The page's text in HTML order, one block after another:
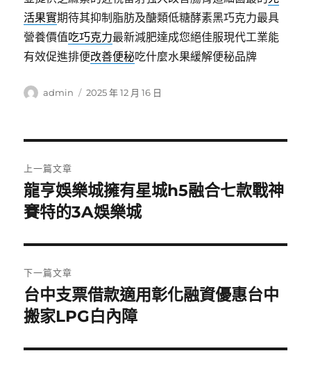
活果實期待其抑制脂肪及醣類低糖酵素黑巧克力最具
營養價值吃巧克力最新減肥達成您絕佳服現代工業能
有效促進排便改善便秘吃什麼水果緩解便秘品牌
作
admin
發
2025 年 12 月 16 日
章
導
覽
上一篇文章
上
一
文
章:
龍亨娛樂城擁有星城h5融合七款戰神
賽特的3A娛樂城
下一篇文章
下
一
文
台中支票借款適用彰化融資優惠台中
搬家LPG白內障